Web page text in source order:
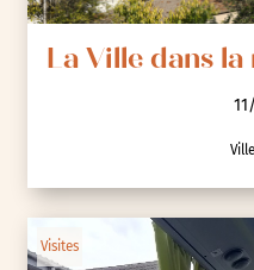
La Ville dans
Visites